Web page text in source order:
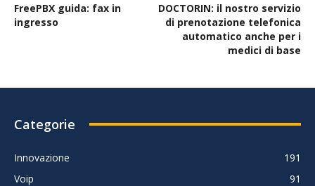
FreePBX guida: fax in
ingresso
DOCTORIN: il nostro servizio
di prenotazione telefonica
automatico anche per i
medici di base
Categorie
Innovazione
191
Voip
91